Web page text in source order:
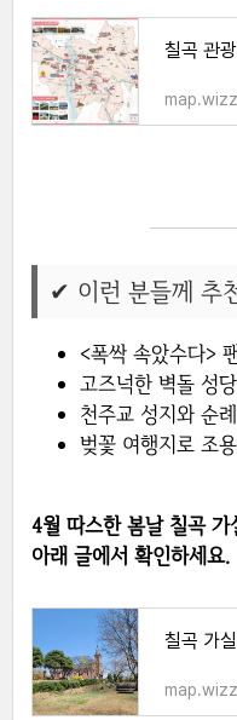
✔ 이런 분들께 추
<폭싹 속았수다>
고즈넉한 벽돌 성
천주교 성지와 순
벚꽃 여행지로 조
4월 따스한 봄날 칠곡
아래 글에서 확인하세요.